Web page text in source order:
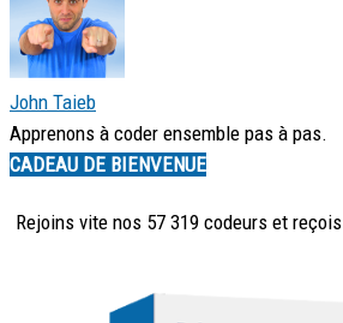
John Taieb
Apprenons à coder ensemble pas à pas.
CADEAU DE BIENVENUE
Rejoins vite nos 57 319 codeurs et reçois